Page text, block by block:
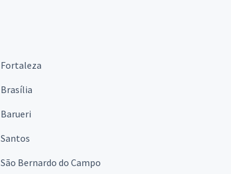
Fortaleza
Brasília
Barueri
Santos
São Bernardo do Campo